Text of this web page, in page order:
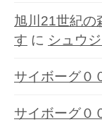
旭川21世紀の
す に シュウ
サイボーグ０
サイボーグ０